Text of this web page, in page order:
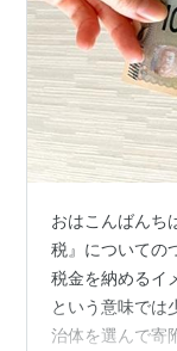
おはこんばんち
税』についての
税金を納めるイ
という意味では
治体を選んで寄